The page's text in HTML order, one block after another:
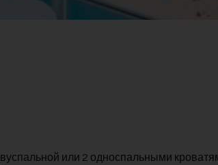
или 2 односпальными